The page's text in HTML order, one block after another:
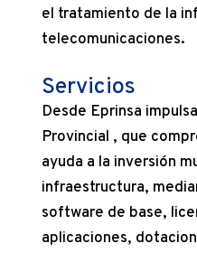
el tratamiento de la
telecomunicaciones.
Servicios
Desde Eprinsa
Provincial , que
ayuda a la inversión
infraestructura,
software de base,
aplicaciones,